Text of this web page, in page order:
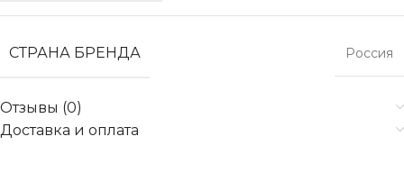
СТРАНА БРЕНДА Россия
Отзывы (0)
Доставка и оплата